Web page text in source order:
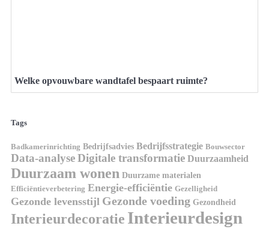
Welke opvouwbare wandtafel bespaart ruimte?
Tags
Badkamerinrichting Bedrijfsadvies Bedrijfsstrategie Bouwsector
Data-analyseDigitale transformatie Duurzaamheid
Duurzaam wonen Duurzame materialen
Efficiëntieverbetering Energie-efficiëntie Gezelligheid
Gezonde levensstijl Gezonde voeding Gezondheid
Interieurdecoratie Interieurdesign